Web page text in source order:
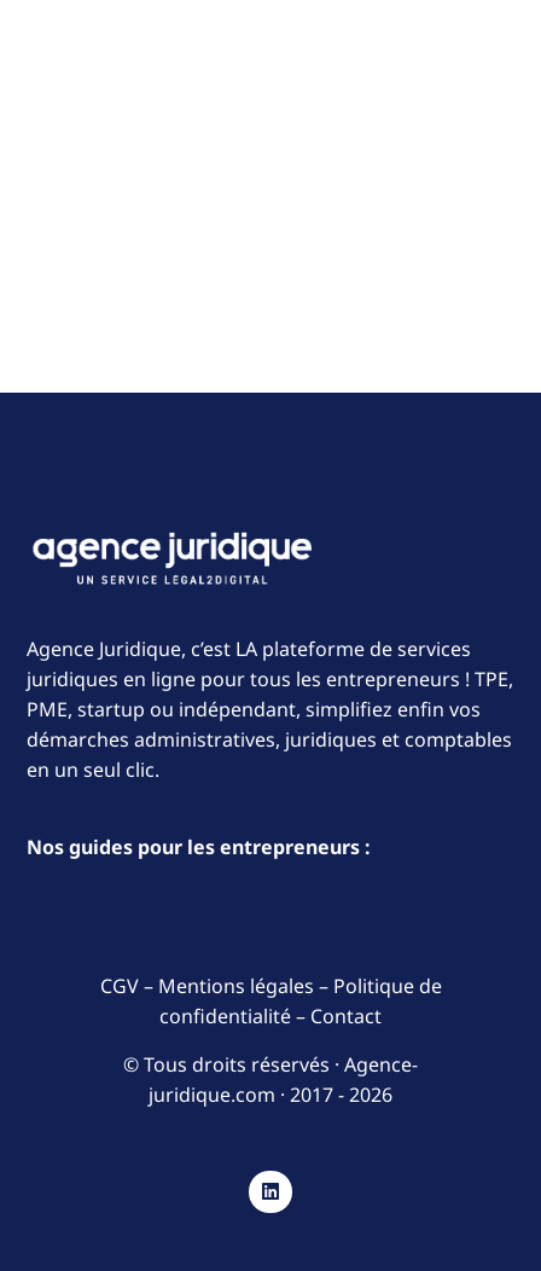
Agence Juridique, c’est LA plateforme de services
juridiques en ligne pour tous les entrepreneurs ! TPE,
PME, startup ou indépendant, simplifiez enfin vos
démarches administratives, juridiques et comptables
en un seul clic.
Nos guides pour les entrepreneurs :
CGV– Mentions légales – Politique de
confidentialité– Contact
© Tous droits réservés · Agence-
juridique.com · 2017 - 2026